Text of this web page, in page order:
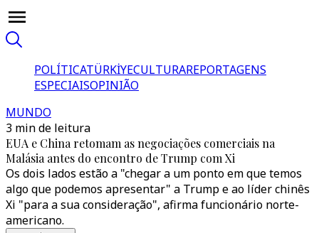
POLÍTICATÜRKİYECULTURAREPORTAGENS
ESPECIAISOPINIÃO
MUNDO
3 min de leitura
EUA e China retomam as negociações comerciais na
Malásia antes do encontro de Trump com Xi
Os dois lados estão a "chegar a um ponto em que temos
algo que podemos apresentar" a Trump e ao líder chinês
Xi "para a sua consideração", afirma funcionário norte-
americano.